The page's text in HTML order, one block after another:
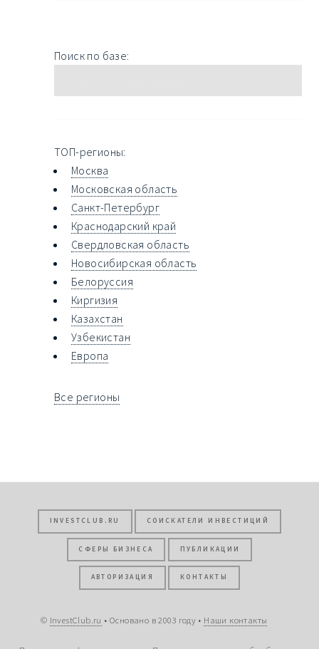
Поиск по базе:
ТОП-регионы:
Москва
Московская область
Санкт-Петербург
Краснодарский край
Свердловская область
Новосибирская область
Белоруссия
Киргизия
Казахстан
Узбекистан
Европа
Все регионы
INVESTCLUB.RU СОИСКАТЕЛИ ИНВЕСТИЦИЙ
СФЕРЫ БИЗНЕСА ПУБЛИКАЦИИ
АВТОРИЗАЦИЯ КОНТАКТЫ
© InvestClub.ru • Основано в 2003 году • Наши контакты